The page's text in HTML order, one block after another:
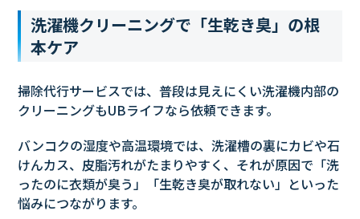
洗濯機クリーニングで「生乾き臭」の根
本ケア
掃除代行サービスでは、普段は見えにくい洗濯機内部の
クリーニングもUBライフなら依頼できます。
バンコクの湿度や高温環境では、洗濯槽の裏にカビや石
けんカス、皮脂汚れがたまりやすく、それが原因で「洗
ったのに衣類が臭う」「生乾き臭が取れない」といった
悩みにつながります。